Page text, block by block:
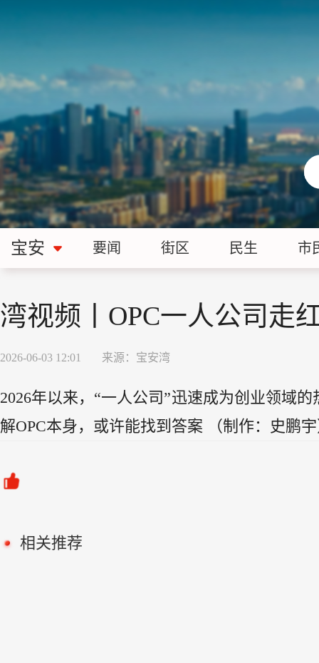
宝安 要闻 街区 民生 市
湾视频丨OPC一人公司走
2026-06-03 12:01 来源： 宝安湾
2026年以来，“一人公司”迅速成为创业领域
解OPC本身，或许能找到答案 （制作：史鹏
相关推荐